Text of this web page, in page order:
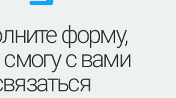
форму,
смогу с вами